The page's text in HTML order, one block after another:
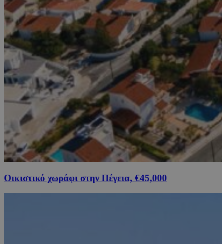
Οικιστικό χωράφι στην Πέγεια, €45,000